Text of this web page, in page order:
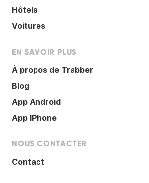
Hôtels
Voitures
EN SAVOIR PLUS
À propos de Trabber
Blog
App Android
App IPhone
NOUS CONTACTER
Contact